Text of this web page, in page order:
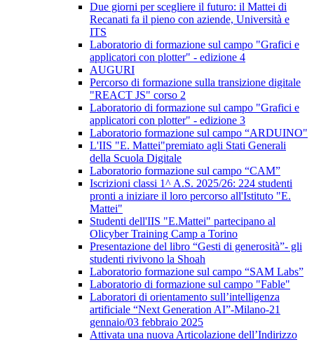
Due giorni per scegliere il futuro: il Mattei di
Recanati fa il pieno con aziende, Università e
ITS
Laboratorio di formazione sul campo "Grafici e
applicatori con plotter" - edizione 4
AUGURI
Percorso di formazione sulla transizione digitale
"REACT JS" corso 2
Laboratorio di formazione sul campo "Grafici e
applicatori con plotter" - edizione 3
Laboratorio formazione sul campo “ARDUINO"
L'IIS "E. Mattei"premiato agli Stati Generali
della Scuola Digitale
Laboratorio formazione sul campo “CAM”
Iscrizioni classi 1^ A.S. 2025/26: 224 studenti
pronti a iniziare il loro percorso all'Istituto "E.
Mattei"
Studenti dell'IIS "E.Mattei" partecipano al
Olicyber Training Camp a Torino
Presentazione del libro “Gesti di generosità”- gli
studenti rivivono la Shoah
Laboratorio formazione sul campo “SAM Labs”
Laboratorio di formazione sul campo "Fable"
Laboratori di orientamento sull’intelligenza
artificiale “Next Generation AI”-Milano-21
gennaio/03 febbraio 2025
Attivata una nuova Articolazione dell’Indirizzo